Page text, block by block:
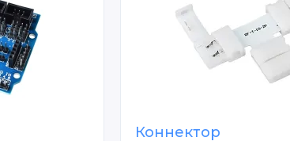
Коннектор